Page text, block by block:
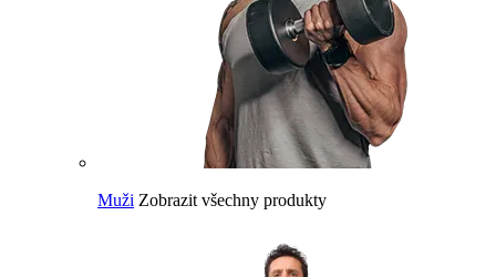
Muži Zobrazit všechny produkty